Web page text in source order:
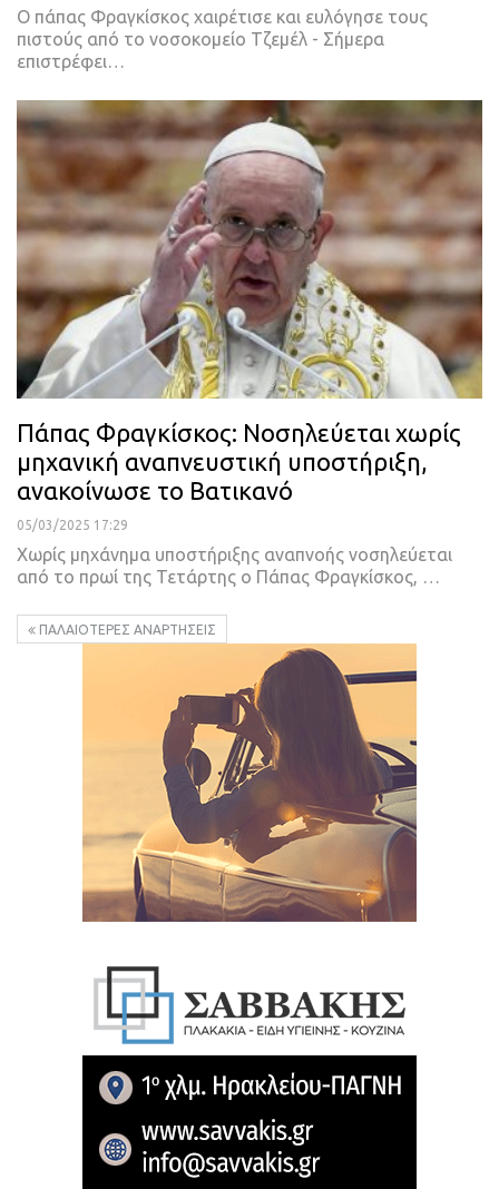
Ο πάπας Φραγκίσκος χαιρέτισε και ευλόγησε τους
πιστούς από το νοσοκομείο Τζεμέλ - Σήμερα
επιστρέφει…
Πάπας Φραγκίσκος: Νοσηλεύεται χωρίς
μηχανική αναπνευστική υποστήριξη,
ανακοίνωσε το Βατικανό
05/03/2025 17:29
Χωρίς μηχάνημα υποστήριξης αναπνοής νοσηλεύεται
από το πρωί της Τετάρτης ο Πάπας Φραγκίσκος, …
ΠΑΛΑΙΌΤΕΡΕΣ ΑΝΑΡΤΉΣΕΙΣ